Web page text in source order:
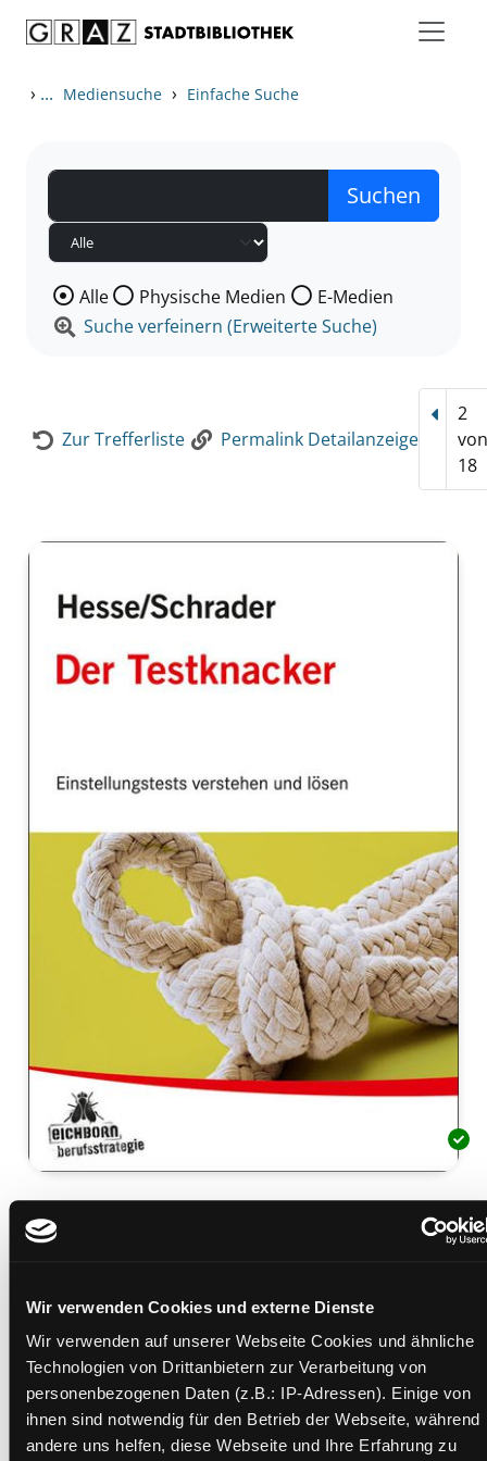
Wir verwenden Cookies und externe Dienste
Wir verwenden auf unserer Webseite Cookies und ähnliche
Technologien von Drittanbietern zur Verarbeitung von
personenbezogenen Daten (z.B.: IP-Adressen). Einige von
ihnen sind notwendig für den Betrieb der Webseite, während
andere uns helfen, diese Webseite und Ihre Erfahrung zu
› ... Mediensuche › Einfache Suche
Wählen Sie die Medienart nach der Sie suchen wollen.
Alle Physische Medien
E-Medien
Suche verfeinern (Erweiterte Suche)
Zur Trefferliste Permalink Detailanzeige
2
18
Der Testknacker
Einstellungstests verstehen und lösen
Verfasser:Suche nach diesem Verfasser
Hesse, Jürgen;Schrader, Hans Christian
Beschreibung ein-/ausblenden
Mehr Informationen ein-/ausblenden